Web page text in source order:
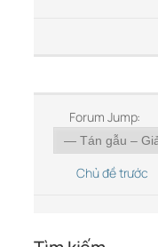
Forum Jump:
Chủ đề trước